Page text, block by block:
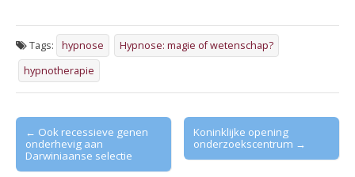
Tags: hypnose
Hypnose: magie of wetenschap?
hypnotherapie
Post
navigation
← Ook recessieve genen
onderhevig aan
Darwiniaanse selectie
Koninklijke opening
onderzoekscentrum →